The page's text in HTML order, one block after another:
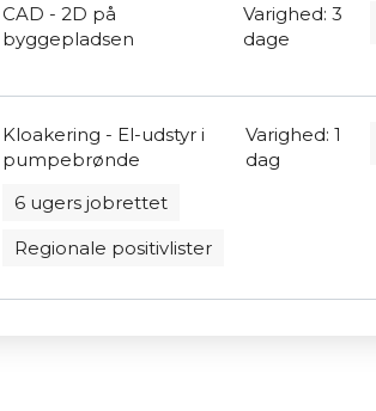
CAD - 2D på
byggepladsen
Varighed: 3
dage
Kloakering - El-udstyr i
pumpebrønde
6 ugers jobrettet
Regionale positivlister
Varighed: 1
dag